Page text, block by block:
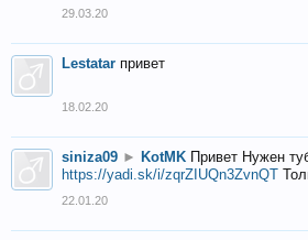
29.03.20
Lestatar привет
18.02.20
siniza09 ► KotMK Привет Нужен
https://yadi.sk/i/zqrZIUQn3ZvnQT
22.01.20